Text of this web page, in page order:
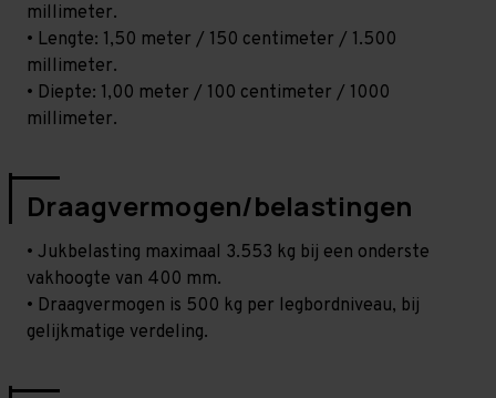
millimeter.
• Lengte: 1,50 meter / 150 centimeter / 1.500
millimeter.
• Diepte: 1,00 meter / 100 centimeter / 1000
millimeter.
Draagvermogen/belastingen
• Jukbelasting maximaal 3.553 kg bij een onderste
vakhoogte van 400 mm.
• Draagvermogen is 500 kg per legbordniveau, bij
gelijkmatige verdeling.